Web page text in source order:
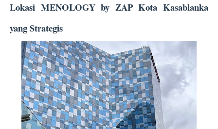
Lokasi MENOLOGY by ZAP Kota Kasablanka
yang Strategis